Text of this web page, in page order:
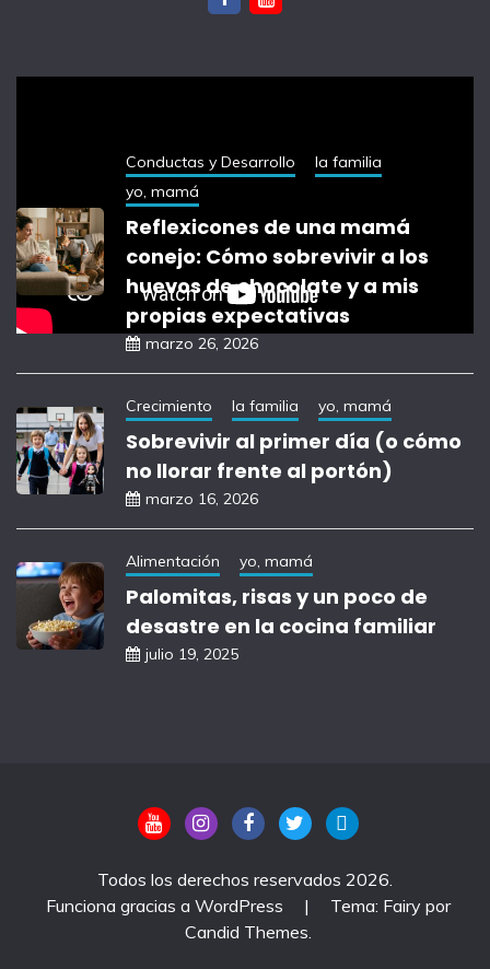
Conductas y Desarrollo
la familia
yo, mamá
Reflexicones de una mamá
conejo: Cómo sobrevivir a los
huevos de chocolate y a mis
propias expectativas
marzo 26, 2026
Crecimiento la familia yo, mamá
Sobrevivir al primer día (o cómo
no llorar frente al portón)
marzo 16, 2026
Alimentación yo, mamá
Palomitas, risas y un poco de
desastre en la cocina familiar
julio 19, 2025
Todos los derechos reservados 2026.
Funciona gracias a WordPress
|
Tema: Fairy por
Candid Themes